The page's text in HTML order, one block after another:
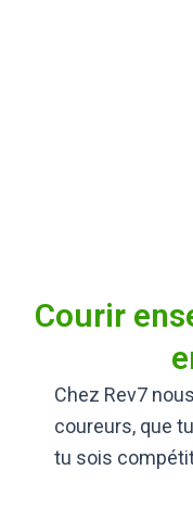
Courir
Chez Rev7
coureurs, que
tu sois